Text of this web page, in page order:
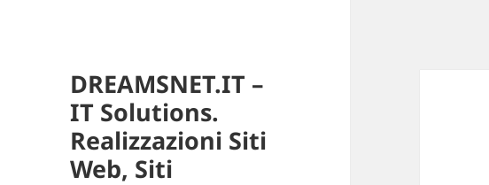
DREAMSNET.IT –
IT Solutions.
Realizzazioni Siti
Web, Siti